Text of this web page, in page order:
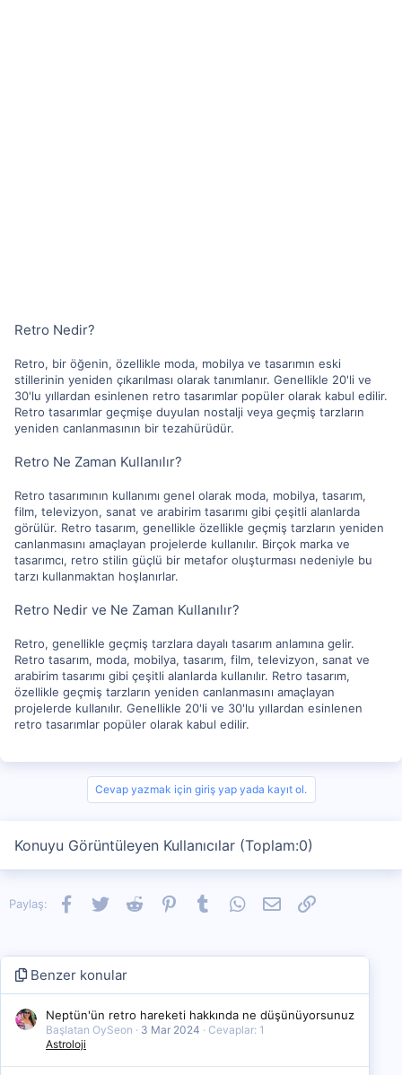
Retro Nedir?
Retro, bir öğenin, özellikle moda, mobilya ve tasarımın eski
stillerinin yeniden çıkarılması olarak tanımlanır. Genellikle 20'li ve
30'lu yıllardan esinlenen retro tasarımlar popüler olarak kabul edilir.
Retro tasarımlar geçmişe duyulan nostalji veya geçmiş tarzların
yeniden canlanmasının bir tezahürüdür.
Retro Ne Zaman Kullanılır?
Retro tasarımının kullanımı genel olarak moda, mobilya, tasarım,
film, televizyon, sanat ve arabirim tasarımı gibi çeşitli alanlarda
görülür. Retro tasarım, genellikle özellikle geçmiş tarzların yeniden
canlanmasını amaçlayan projelerde kullanılır. Birçok marka ve
tasarımcı, retro stilin güçlü bir metafor oluşturması nedeniyle bu
tarzı kullanmaktan hoşlanırlar.
Retro Nedir ve Ne Zaman Kullanılır?
Retro, genellikle geçmiş tarzlara dayalı tasarım anlamına gelir.
Retro tasarım, moda, mobilya, tasarım, film, televizyon, sanat ve
arabirim tasarımı gibi çeşitli alanlarda kullanılır. Retro tasarım,
özellikle geçmiş tarzların yeniden canlanmasını amaçlayan
projelerde kullanılır. Genellikle 20'li ve 30'lu yıllardan esinlenen
retro tasarımlar popüler olarak kabul edilir.
Cevap yazmak için giriş yap yada kayıt ol.
Konuyu Görüntüleyen Kullanıcılar (Toplam:0)
Paylaş: Facebook
TwitterReddit PinterestTumblrWhatsApp
E-postaLink
Benzer konular
Neptün'ün retro hareketi hakkında ne düşünüyorsunuz
Başlatan OySeon 3 Mar 2024
Cevaplar: 1
Astroloji